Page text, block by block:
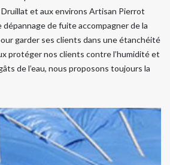
et aux environs Artisan Pierrot
de fuite accompagner de la
garder ses clients dans une étanchéité
protéger nos clients contre l’humidité et
de l’eau, nous proposons toujours la